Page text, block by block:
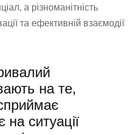
а різноманітність
та ефективній взаємодії
на те,
на ситуації